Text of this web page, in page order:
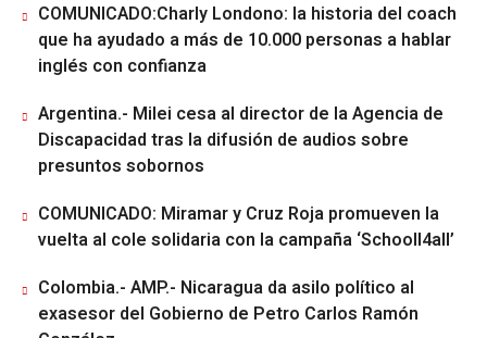
COMUNICADO:Charly Londono: la historia del coach
que ha ayudado a más de 10.000 personas a hablar
inglés con confianza
Argentina.- Milei cesa al director de la Agencia de
Discapacidad tras la difusión de audios sobre
presuntos sobornos
COMUNICADO: Miramar y Cruz Roja promueven la
vuelta al cole solidaria con la campaña ‘Schooll4all’
Colombia.- AMP.- Nicaragua da asilo político al
exasesor del Gobierno de Petro Carlos Ramón